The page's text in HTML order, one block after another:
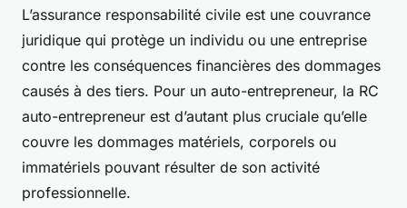
L’assurance responsabilité civile est une couvrance
juridique qui protège un individu ou une entreprise
contre les conséquences financières des dommages
causés à des tiers. Pour un auto-entrepreneur, la RC
auto-entrepreneur est d’autant plus cruciale qu’elle
couvre les dommages matériels, corporels ou
immatériels pouvant résulter de son activité
professionnelle.